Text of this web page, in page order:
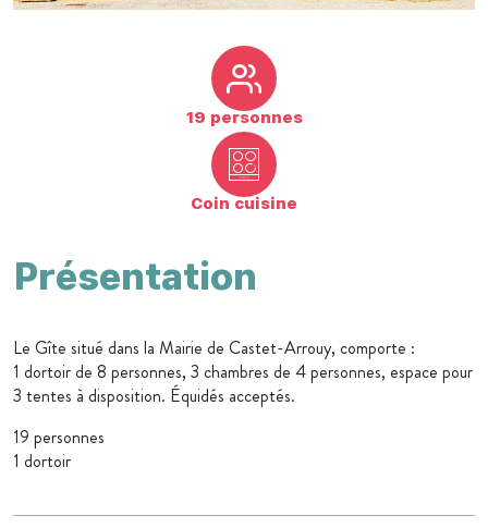
19 personnes
Coin cuisine
Présentation
Le Gîte situé dans la Mairie de Castet-Arrouy, comporte :
1 dortoir de 8 personnes, 3 chambres de 4 personnes, espace pour
3 tentes à disposition. Équidés acceptés.
19 personnes
1 dortoir